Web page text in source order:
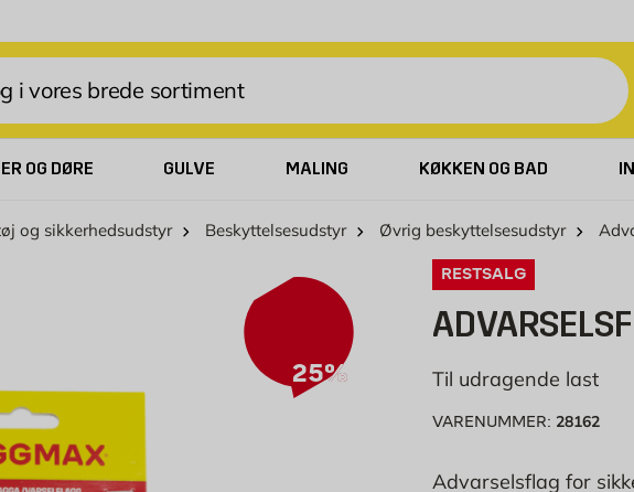
OG DØRE GULVE MALING KØKKEN OG BAD
og sikkerhedsudstyr Beskyttelsesudstyr Øvrig beskyttelsesudstyr
25%
RESTSALG
Til udragende last
VARENUMMER: 28162
Advarselsflag for